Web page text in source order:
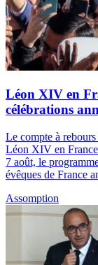
Léon XIV en
célébrations
Le compte à
Léon XIV en
7 août, le
évêques de France
Assomption